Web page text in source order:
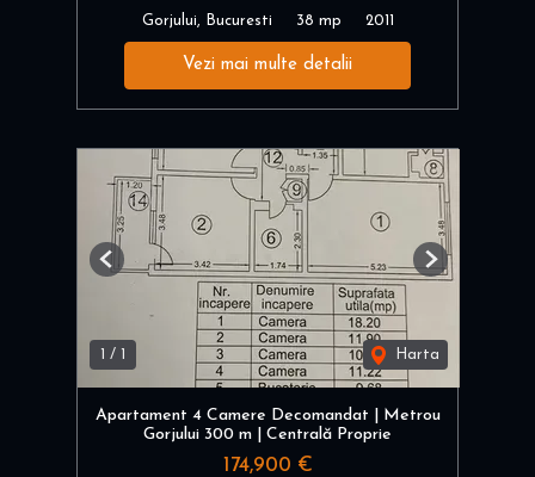
Gorjului, Bucuresti 38 mp 2011
Vezi mai multe detalii
1 / 1 Harta
Previous Next
Apartament 4 Camere Decomandat | Metrou
Gorjului 300 m | Centrală Proprie
174,900 €